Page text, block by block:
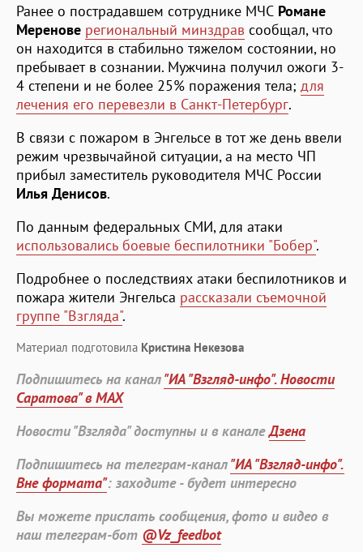
Ранее о пострадавшем сотруднике МЧС Романе
Меренове региональный минздрав сообщал, что
он находится в стабильно тяжелом состоянии, но
пребывает в сознании. Мужчина получил ожоги 3-
4 степени и не более 25% поражения тела; для
лечения его перевезли в Санкт-Петербург.
В связи с пожаром в Энгельсе в тот же день ввели
режим чрезвычайной ситуации, а на место ЧП
прибыл заместитель руководителя МЧС России
Илья Денисов.
По данным федеральных СМИ, для атаки
использовались боевые беспилотники "Бобер".
Подробнее о последствиях атаки беспилотников и
пожара жители Энгельса рассказали съемочной
группе "Взгляда".
Материал подготовила Кристина Некезова
Подпишитесь на канал"ИА "Взгляд-инфо". Новости
Саратова" в MAX
Новости "Взгляда" доступны и в каналеДзена
Подпишитесь на телеграм-канал"ИА "Взгляд-инфо".
Вне формата": заходите - будет интересно
Вы можете прислать сообщения, фото и видео в
наш телеграм-бот @Vz_feedbot